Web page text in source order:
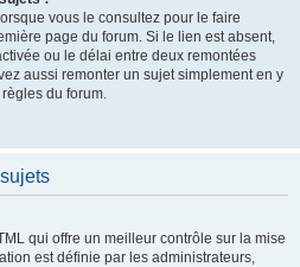
vous le consultez pour le faire
page du forum. Si le lien est absent,
ou le délai entre deux remontées
aussi remonter un sujet simplement en y
du forum.
qui offre un meilleur contrôle sur la mise
est définie par les administrateurs,